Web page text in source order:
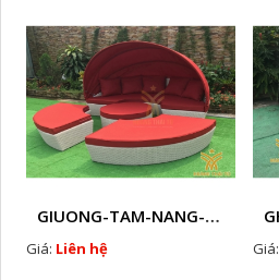
GIUONG-TAM-NANG-GIA-MAY-HTT - B68
Giá: Liên hệ Giá: